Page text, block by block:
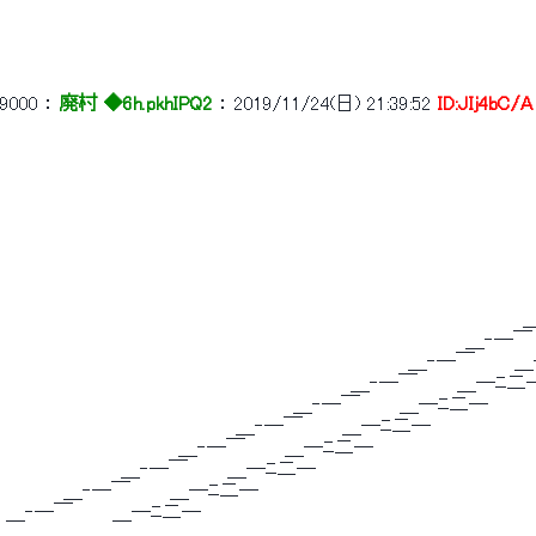
9000 ： 廃村 ◆6h.pkhIPQ2 ： 2019/11/24(日) 21:39:52 ID:JIj4bC/A
＿‐─￣　　　＿─
＿‐─￣　　　＿─ﾆ
＿‐─￣　　　＿─ﾆ二
＿‐─￣　　　＿─ﾆ二─
＿‐─￣　　　＿─ﾆ二─
＿‐─￣　　　＿─ﾆ二─
＿‐─￣　　　＿─ﾆ二─
＿‐─￣　　　＿─ﾆ二─
＿‐─￣　　　＿─ﾆ二─